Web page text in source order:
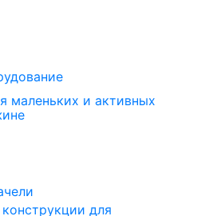
маленьких и активных
для